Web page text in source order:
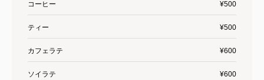
コーヒー ¥500
ティー ¥500
カフェラテ ¥600
ソイラテ ¥600